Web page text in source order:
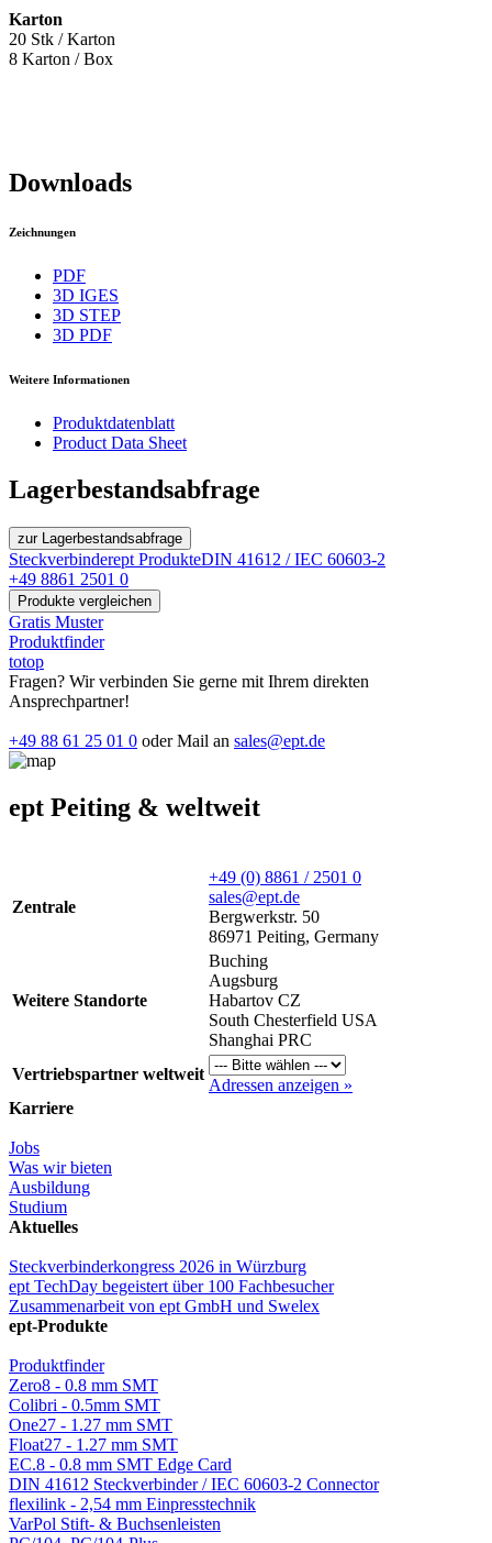
Karton
20 Stk / Karton
8 Karton / Box
Downloads
Zeichnungen
PDF
3D IGES
3D STEP
3D PDF
Weitere Informationen
Produktdatenblatt
Product Data Sheet
Lagerbestandsabfrage
zur Lagerbestandsabfrage
Steckverbinderept ProdukteDIN 41612 / IEC 60603-2
+49 8861 2501 0
Produkte vergleichen
Gratis Muster
Produktfinder
totop
Fragen? Wir verbinden Sie gerne mit Ihrem direkten
Ansprechpartner!
+49 88 61 25 01 0 oder Mail an sales@ept.de
ept Peiting & weltweit
Zentrale
+49 (0) 8861 / 2501 0
sales@ept.de
Bergwerkstr. 50
86971 Peiting, Germany
Weitere Standorte
Buching
Augsburg
Habartov CZ
South Chesterfield USA
Shanghai PRC
Vertriebspartner weltweit
Adressen anzeigen »
Karriere
Jobs
Was wir bieten
Ausbildung
Studium
Aktuelles
Steckverbinderkongress 2026 in Würzburg
ept TechDay begeistert über 100 Fachbesucher
Zusammenarbeit von ept GmbH und Swelex
ept-Produkte
Produktfinder
Zero8 - 0.8 mm SMT
Colibri - 0.5mm SMT
One27 - 1.27 mm SMT
Float27 - 1.27 mm SMT
EC.8 - 0.8 mm SMT Edge Card
DIN 41612 Steckverbinder / IEC 60603-2 Connector
flexilink - 2,54 mm Einpresstechnik
VarPol Stift- & Buchsenleisten